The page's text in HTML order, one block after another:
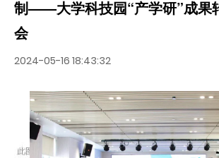
制——大学科技园“产学研”成果
会
2024-05-16 18:43:32